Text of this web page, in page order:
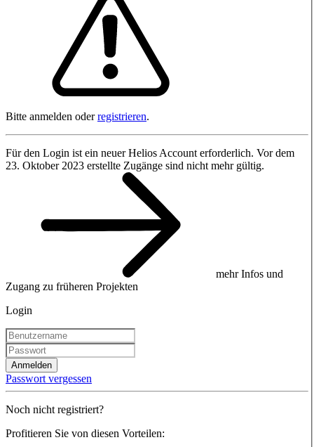
Bitte anmelden oderregistrieren.
Für den Login ist ein neuer Helios Account erforderlich. Vor dem
23. Oktober 2023 erstellte Zugänge sind nicht mehr gültig.
mehr Infos und
Zugang zu früheren Projekten
Login
Anmelden
Passwort vergessen
Noch nicht registriert?
Profitieren Sie von diesen Vorteilen: